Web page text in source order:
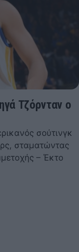
Τζόρνταν ο
σούτινγκ
σταματώντας
– Έκτο